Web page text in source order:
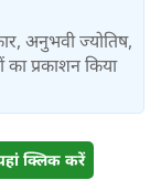
अनुभवी ज्योतिष,
प्रकाशन किया
क्लिक करें